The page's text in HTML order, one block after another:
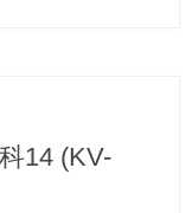
14 (KV-